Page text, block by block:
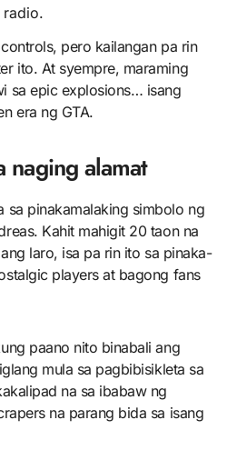
radio.
pero kailangan pa rin
ito. At syempre, maraming
sa epic explosions… isang
era ng GTA.
naging alamat
sa pinakamalaking simbolo ng
Kahit mahigit 20 taon na
laro, isa pa rin ito sa pinaka-
players at bagong fans
paano nito binabali ang
mula sa pagbibisikleta sa
na sa ibabaw ng
na parang bida sa isang